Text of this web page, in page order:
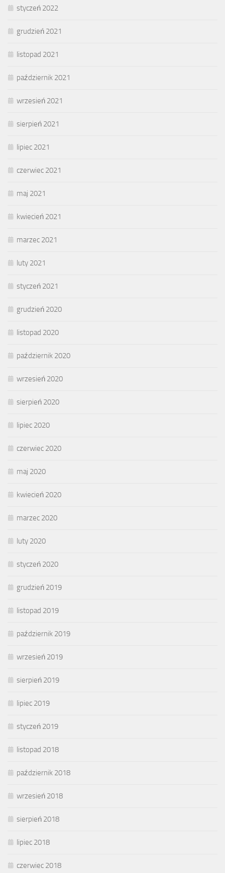
styczeń 2022
grudzień 2021
listopad 2021
październik 2021
wrzesień 2021
sierpień 2021
lipiec 2021
czerwiec 2021
maj 2021
kwiecień 2021
marzec 2021
luty 2021
styczeń 2021
grudzień 2020
listopad 2020
październik 2020
wrzesień 2020
sierpień 2020
lipiec 2020
czerwiec 2020
maj 2020
kwiecień 2020
marzec 2020
luty 2020
styczeń 2020
grudzień 2019
listopad 2019
październik 2019
wrzesień 2019
sierpień 2019
lipiec 2019
styczeń 2019
listopad 2018
październik 2018
wrzesień 2018
sierpień 2018
lipiec 2018
czerwiec 2018